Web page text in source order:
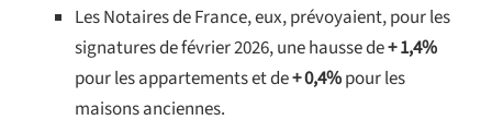
Les Notaires de France, eux, prévoyaient, pour les
signatures de février 2026, une hausse de+ 1,4%
pour les appartements et de+ 0,4%pour les
maisons anciennes.